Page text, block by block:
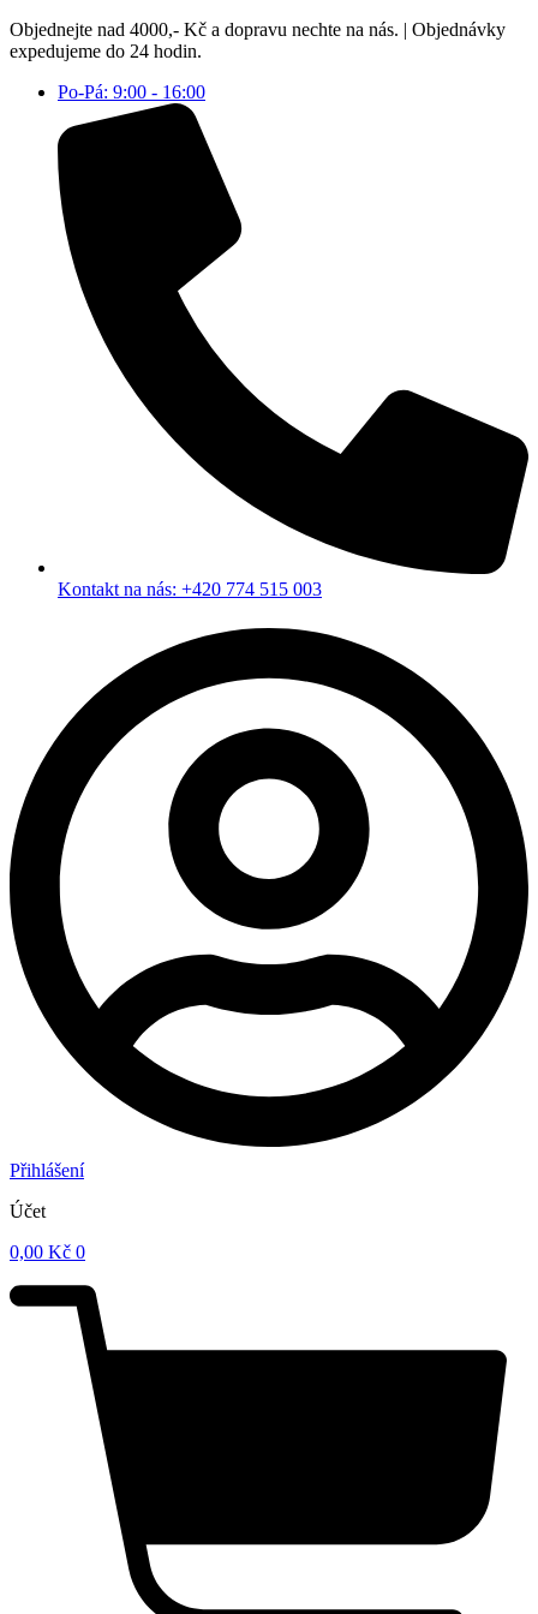
Přejít
k
Objednejte nad 4000,- Kč a dopravu nechte na nás. | Objednávky
expedujeme do 24 hodin.
Po-Pá: 9:00 - 16:00
Kontakt na nás: +420 774 515 003
Přihlášení
Účet
0,00 Kč 0